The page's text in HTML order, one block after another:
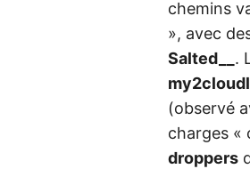
chemins
», avec
Salted__ .
(observé
charges «
droppers